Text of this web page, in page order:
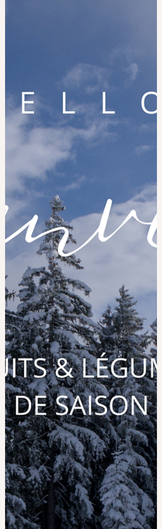
mensuel qui pourra aider les parents qui
s'aventurent dans la diversification de
leur petit.